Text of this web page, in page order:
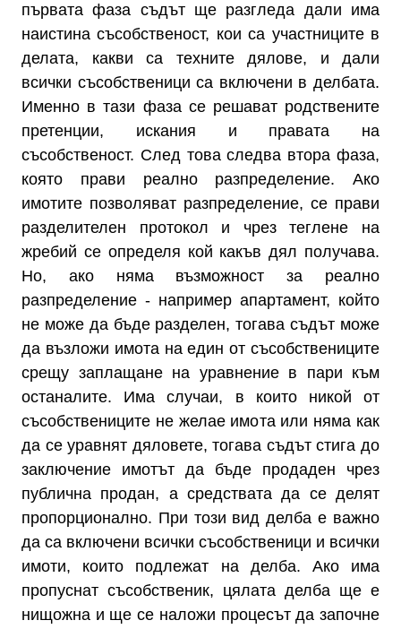
първата фаза съдът ще разгледа дали има
наистина съсобственост, кои са участниците в
делата, какви са техните дялове, и дали
всички съсобственици са включени в делбата.
Именно в тази фаза се решават родствените
претенции, искания и правата на
съсобственост. След това следва втора фаза,
която прави реално разпределение. Ако
имотите позволяват разпределение, се прави
разделителен протокол и чрез теглене на
жребий се определя кой какъв дял получава.
Но, ако няма възможност за реално
разпределение - например апартамент, който
не може да бъде разделен, тогава съдът може
да възложи имота на един от съсобствениците
срещу заплащане на уравнение в пари към
останалите. Има случаи, в които никой от
съсобствениците не желае имота или няма как
да се уравнят дяловете, тогава съдът стига до
заключение имотът да бъде продаден чрез
публична продан, а средствата да се делят
пропорционално. При този вид делба е важно
да са включени всички съсобственици и всички
имоти, които подлежат на делба. Ако има
пропуснат съсобственик, цялата делба ще е
нищожна и ще се наложи процесът да започне